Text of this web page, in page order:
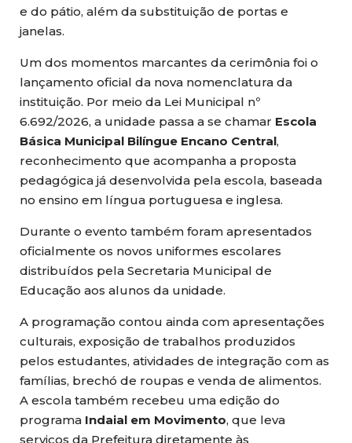
e do pátio, além da substituição de portas e
janelas.
Um dos momentos marcantes da cerimônia foi o
lançamento oficial da nova nomenclatura da
instituição. Por meio da Lei Municipal nº
6.692/2026, a unidade passa a se chamar Escola
Básica Municipal Bilíngue Encano Central,
reconhecimento que acompanha a proposta
pedagógica já desenvolvida pela escola, baseada
no ensino em língua portuguesa e inglesa.
Durante o evento também foram apresentados
oficialmente os novos uniformes escolares
distribuídos pela Secretaria Municipal de
Educação aos alunos da unidade.
A programação contou ainda com apresentações
culturais, exposição de trabalhos produzidos
pelos estudantes, atividades de integração com as
famílias, brechó de roupas e venda de alimentos.
A escola também recebeu uma edição do
programa Indaial em Movimento, que leva
serviços da Prefeitura diretamente às